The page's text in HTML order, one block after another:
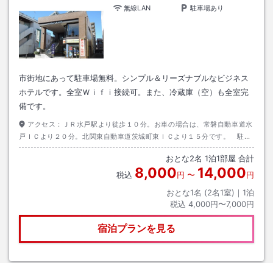
無線LAN
駐車場あり
市街地にあって駐車場無料。シンプル＆リーズナブルなビジネス
ホテルです。全室Ｗｉｆｉ接続可。また、冷蔵庫（空）も全室完
備です。
アクセス：
ＪＲ水戸駅より徒歩１０分。お車の場合は、常磐自動車道水
戸ＩＣより２０分。北関東自動車道茨城町東ＩＣより１５分です。 駐車
場敷地内30台無料 先着順 ※2t車（ロング不可）・車高2．4m以上は要
おとな2名 1泊1部屋 合計
税込 8,000円 〜 14,000円
おとな1名 (2名1室)｜ 1泊
税込 4,000円〜7,000円
宿泊プランを見る